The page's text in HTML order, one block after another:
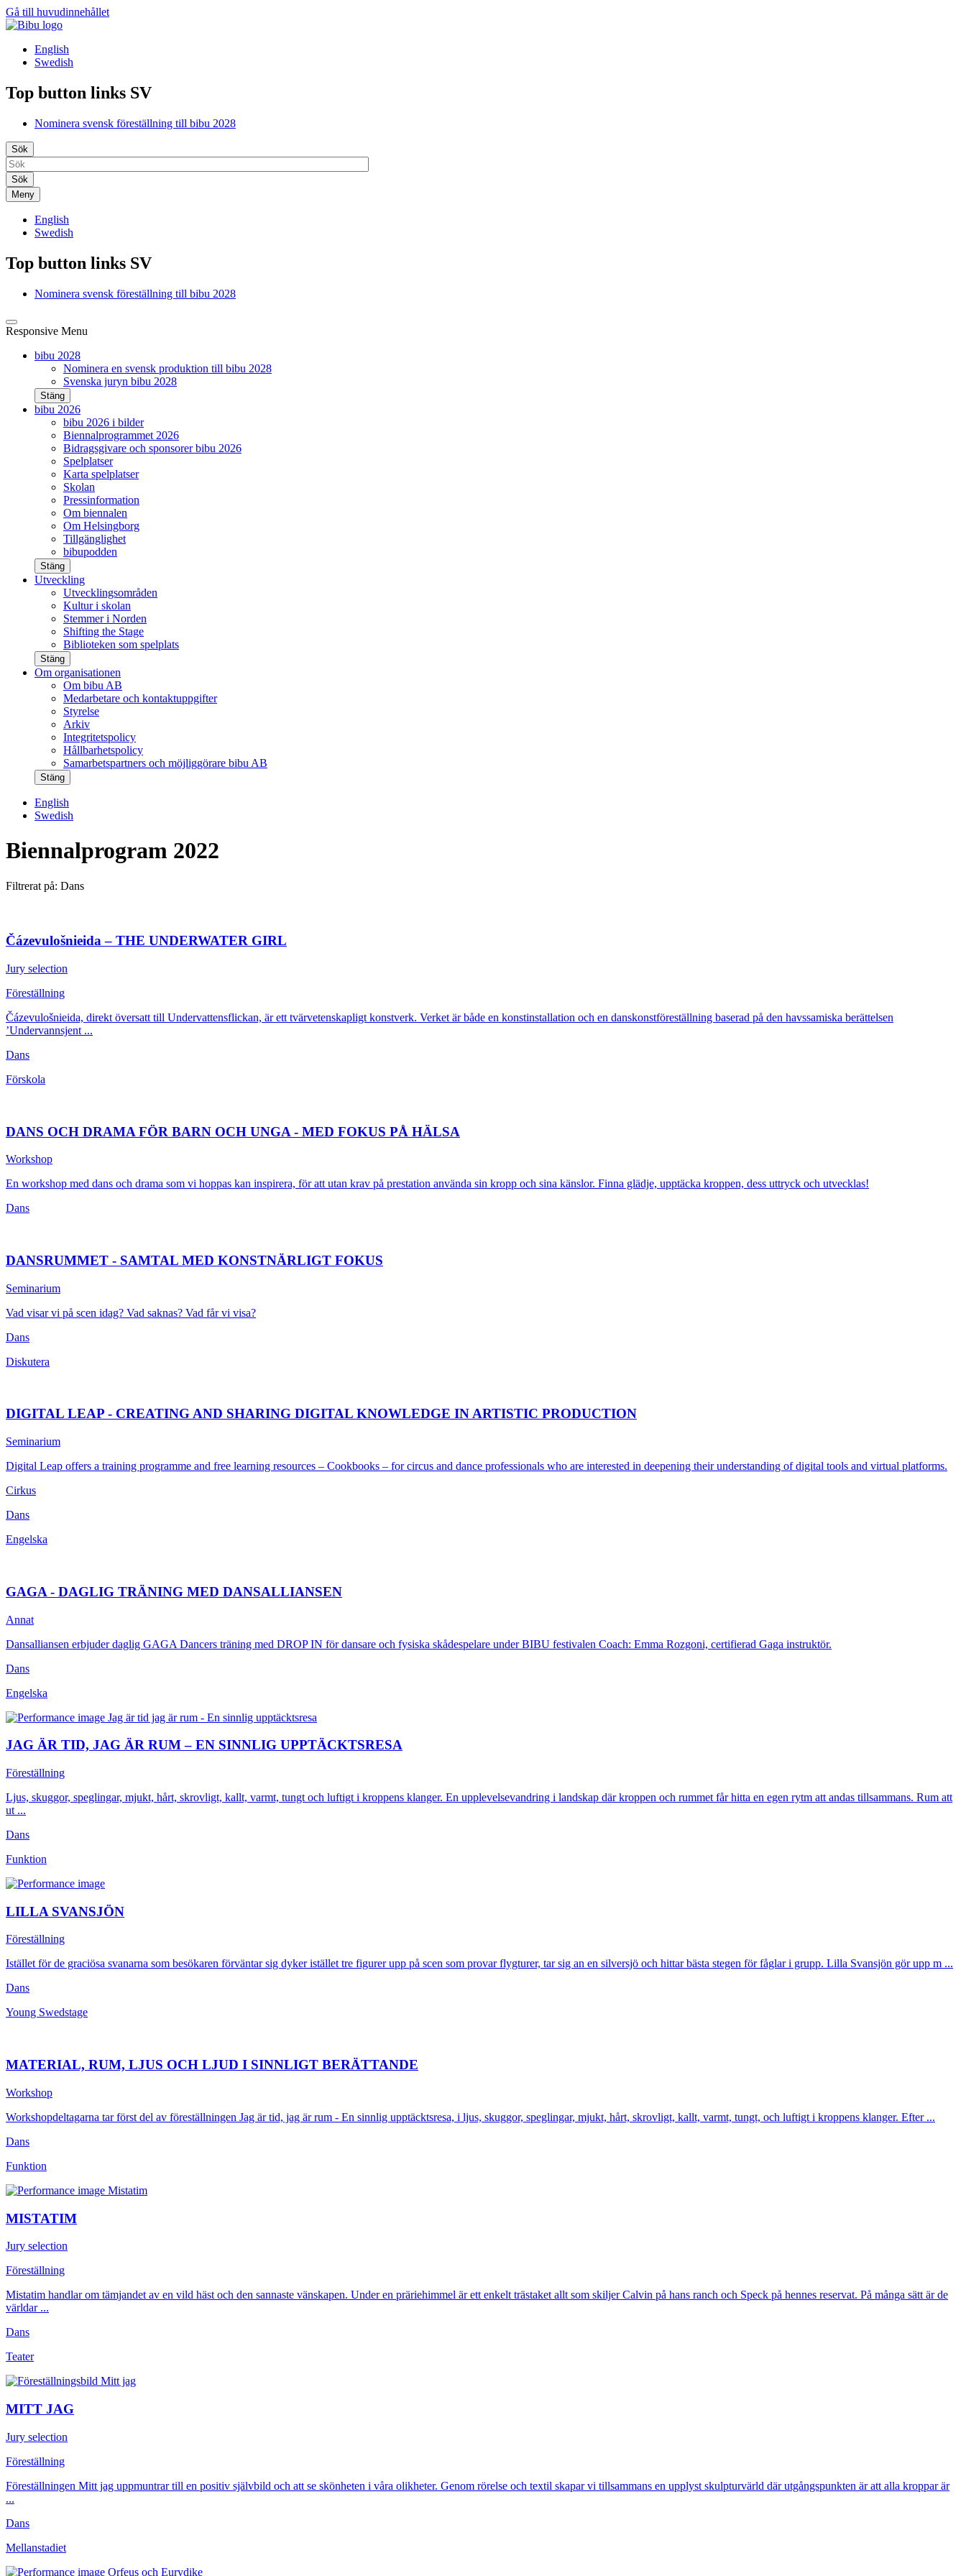
Gå till huvudinnehållet
English
Swedish
Top button links SV
Nominera svensk föreställning till bibu 2028
Sök
Meny
English
Swedish
Top button links SV
Nominera svensk föreställning till bibu 2028
Responsive Menu
bibu 2028
Nominera en svensk produktion till bibu 2028
Svenska juryn bibu 2028
Stäng
bibu 2026
bibu 2026 i bilder
Biennalprogrammet 2026
Bidragsgivare och sponsorer bibu 2026
Spelplatser
Karta spelplatser
Skolan
Pressinformation
Om biennalen
Om Helsingborg
Tillgänglighet
bibupodden
Stäng
Utveckling
Utvecklingsområden
Kultur i skolan
Stemmer i Norden
Shifting the Stage
Biblioteken som spelplats
Stäng
Om organisationen
Om bibu AB
Medarbetare och kontaktuppgifter
Styrelse
Arkiv
Integritetspolicy
Hållbarhetspolicy
Samarbetspartners och möjliggörare bibu AB
Stäng
English
Swedish
Biennalprogram 2022
Filtrerat på: Dans
Čázevulošnieida – THE UNDERWATER GIRL
Jury selection
Föreställning
Čázevulošnieida, direkt översatt till Undervattensflickan, är ett tvärvetenskapligt konstverk. Verket är både en konstinstallation och en danskonstföreställning baserad på den havssamiska berättelsen
’Undervannsjent ...
Dans
Förskola
DANS OCH DRAMA FÖR BARN OCH UNGA - MED FOKUS PÅ HÄLSA
Workshop
En workshop med dans och drama som vi hoppas kan inspirera, för att utan krav på prestation använda sin kropp och sina känslor. Finna glädje, upptäcka kroppen, dess uttryck och utvecklas!
Dans
DANSRUMMET - SAMTAL MED KONSTNÄRLIGT FOKUS
Seminarium
Vad visar vi på scen idag? Vad saknas? Vad får vi visa?
Dans
Diskutera
DIGITAL LEAP - CREATING AND SHARING DIGITAL KNOWLEDGE IN ARTISTIC PRODUCTION
Seminarium
Digital Leap offers a training programme and free learning resources – Cookbooks – for circus and dance professionals who are interested in deepening their understanding of digital tools and virtual platforms.
Cirkus
Dans
Engelska
GAGA - DAGLIG TRÄNING MED DANSALLIANSEN
Annat
Dansalliansen erbjuder daglig GAGA Dancers träning med DROP IN för dansare och fysiska skådespelare under BIBU festivalen Coach: Emma Rozgoni, certifierad Gaga instruktör.
Dans
Engelska
JAG ÄR TID, JAG ÄR RUM – EN SINNLIG UPPTÄCKTSRESA
Föreställning
Ljus, skuggor, speglingar, mjukt, hårt, skrovligt, kallt, varmt, tungt och luftigt i kroppens klanger. En upplevelsevandring i landskap där kroppen och rummet får hitta en egen rytm att andas tillsammans. Rum att
ut ...
Dans
Funktion
LILLA SVANSJÖN
Föreställning
Istället för de graciösa svanarna som besökaren förväntar sig dyker istället tre figurer upp på scen som provar flygturer, tar sig an en silversjö och hittar bästa stegen för fåglar i grupp. Lilla Svansjön gör upp m ...
Dans
Young Swedstage
MATERIAL, RUM, LJUS OCH LJUD I SINNLIGT BERÄTTANDE
Workshop
Workshopdeltagarna tar först del av föreställningen Jag är tid, jag är rum - En sinnlig upptäcktsresa, i ljus, skuggor, speglingar, mjukt, hårt, skrovligt, kallt, varmt, tungt, och luftigt i kroppens klanger. Efter ...
Dans
Funktion
MISTATIM
Jury selection
Föreställning
Mistatim handlar om tämjandet av en vild häst och den sannaste vänskapen. Under en präriehimmel är ett enkelt trästaket allt som skiljer Calvin på hans ranch och Speck på hennes reservat. På många sätt är de
världar ...
Dans
Teater
MITT JAG
Jury selection
Föreställning
Föreställningen Mitt jag uppmuntrar till en positiv självbild och att se skönheten i våra olikheter. Genom rörelse och textil skapar vi tillsammans en upplyst skulpturvärld där utgångspunkten är att alla kroppar är
...
Dans
Mellanstadiet